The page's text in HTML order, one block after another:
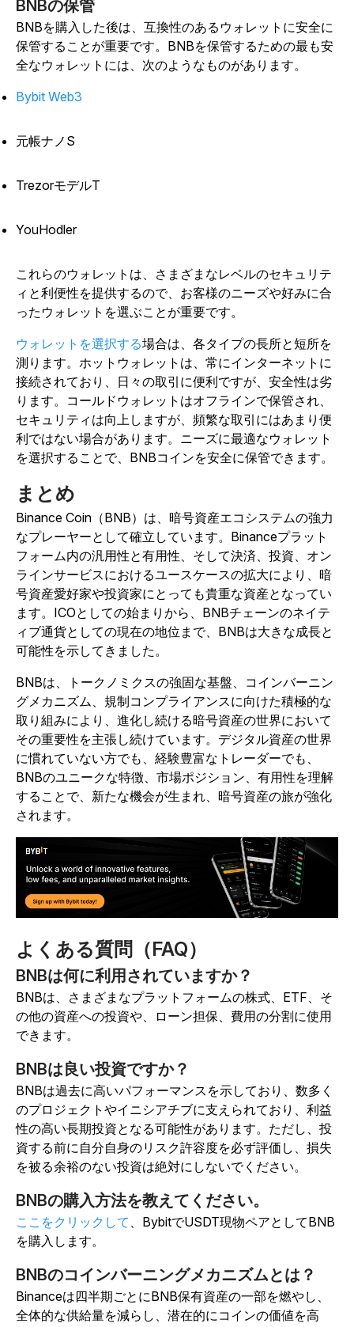
BNBの保管
BNBを購入した後は、互換性のあるウォレットに安全に
保管することが重要です。BNBを保管するための最も安
全なウォレットには、次のようなものがあります。
Bybit Web3
元帳ナノS
TrezorモデルT
YouHodler
これらのウォレットは、さまざまなレベルのセキュリテ
ィと利便性を提供するので、お客様のニーズや好みに合
ったウォレットを選ぶことが重要です。
ウォレットを選択する場合は、各タイプの長所と短所を
測ります。ホットウォレットは、常にインターネットに
接続されており、日々の取引に便利ですが、安全性は劣
ります。コールドウォレットはオフラインで保管され、
セキュリティは向上しますが、頻繁な取引にはあまり便
利ではない場合があります。ニーズに最適なウォレット
を選択することで、BNBコインを安全に保管できます。
まとめ
Binance Coin（BNB）は、暗号資産エコシステムの強力
なプレーヤーとして確立しています。Binanceプラット
フォーム内の汎用性と有用性、そして決済、投資、オン
ラインサービスにおけるユースケースの拡大により、暗
号資産愛好家や投資家にとっても貴重な資産となってい
ます。ICOとしての始まりから、BNBチェーンのネイテ
ィブ通貨としての現在の地位まで、BNBは大きな成長と
可能性を示してきました。
BNBは、トークノミクスの強固な基盤、コインバーニン
グメカニズム、規制コンプライアンスに向けた積極的な
取り組みにより、進化し続ける暗号資産の世界において
その重要性を主張し続けています。デジタル資産の世界
に慣れていない方でも、経験豊富なトレーダーでも、
BNBのユニークな特徴、市場ポジション、有用性を理解
することで、新たな機会が生まれ、暗号資産の旅が強化
されます。
よくある質問（FAQ）
BNBは何に利用されていますか？
BNBは、さまざまなプラットフォームの株式、ETF、そ
の他の資産への投資や、ローン担保、費用の分割に使用
できます。
BNBは良い投資ですか？
BNBは過去に高いパフォーマンスを示しており、数多く
のプロジェクトやイニシアチブに支えられており、利益
性の高い長期投資となる可能性があります。ただし、投
資する前に自分自身のリスク許容度を必ず評価し、損失
を被る余裕のない投資は絶対にしないでください。
BNBの購入方法を教えてください。
ここをクリックして 、BybitでUSDT現物ペアとしてBNB
を購入します。
BNBのコインバーニングメカニズムとは？
Binanceは四半期ごとにBNB保有資産の一部を燃やし、
全体的な供給量を減らし、潜在的にコインの価値を高